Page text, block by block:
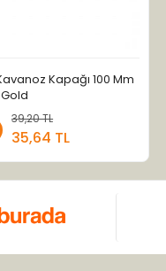
Kapağı 100 Mm
Gold
39,20 TL
35,64 TL
Sepete Ekle